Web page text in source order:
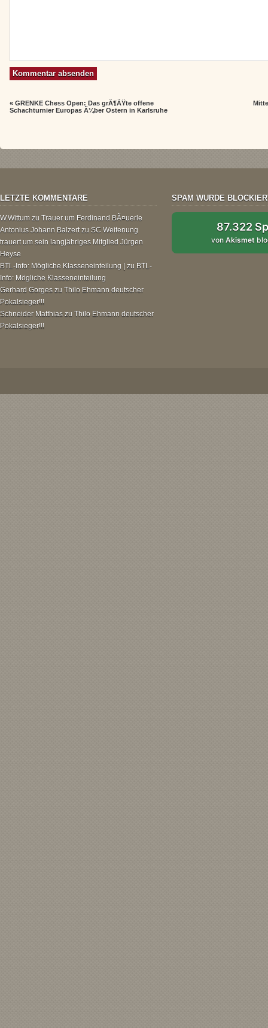
«GRENKE Chess Open: Das grÃ¶ÃŸte offene
Schachturnier Europas Ã¼ber Ostern in Karlsruhe
LETZTE KOMMENTARE
W.Wittum zu Trauer um Ferdinand BÃ¤uerle
Antonius Johann Balzertzu SC Weitenung
trauert um sein langjähriges Mitglied Jürgen
Heyse
BTL-Info: Mögliche Klasseneinteilung |
zu BTL-
Info: Mögliche Klasseneinteilung
Gerhard Gorges zu Thilo Ehmann deutscher
Pokalsieger!!!
Schneider Matthias zu Thilo Ehmann deutscher
Pokalsieger!!!
SPAM WURDE
87.322
vonAkismet